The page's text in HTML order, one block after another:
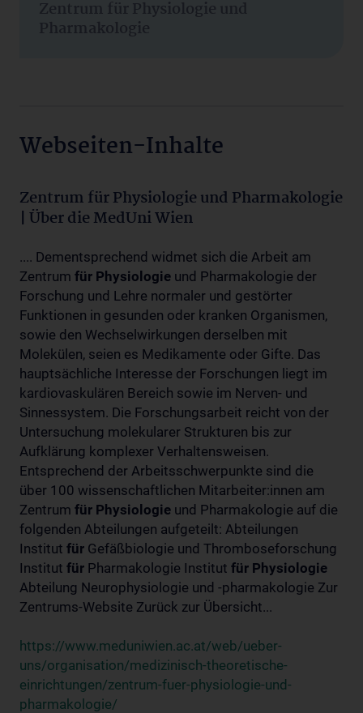
Zentrum für Physiologie und
Pharmakologie
Webseiten-Inhalte
Zentrum für Physiologie und Pharmakologie
| Über die MedUni Wien
.... Dementsprechend widmet sich die Arbeit am
Zentrum für Physiologie und Pharmakologie der
Forschung und Lehre normaler und gestörter
Funktionen in gesunden oder kranken Organismen,
sowie den Wechselwirkungen derselben mit
Molekülen, seien es Medikamente oder Gifte. Das
hauptsächliche Interesse der Forschungen liegt im
kardiovaskulären Bereich sowie im Nerven- und
Sinnessystem. Die Forschungsarbeit reicht von der
Untersuchung molekularer Strukturen bis zur
Aufklärung komplexer Verhaltensweisen.
Entsprechend der Arbeitsschwerpunkte sind die
über 100 wissenschaftlichen Mitarbeiter:innen am
Zentrum für Physiologie und Pharmakologie auf die
folgenden Abteilungen aufgeteilt: Abteilungen
Institut für Gefäßbiologie und Thromboseforschung
Institut für Pharmakologie Institut für Physiologie
Abteilung Neurophysiologie und -pharmakologie Zur
Zentrums-Website Zurück zur Übersicht...
https://www.meduniwien.ac.at/web/ueber-
uns/organisation/medizinisch-theoretische-
einrichtungen/zentrum-fuer-physiologie-und-
pharmakologie/